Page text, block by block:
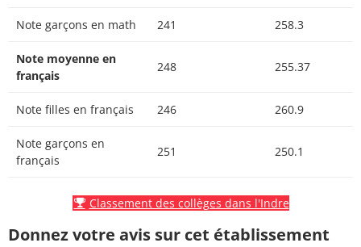
Note garçons en math 241 258.3
Note moyenne en
français
248 255.37
Note filles en français 246 260.9
Note garçons en
français
251 250.1
Classement des collèges dans l'Indre
Donnez votre avis sur cet établissement